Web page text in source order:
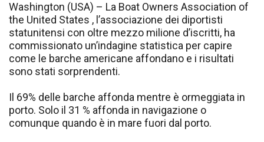
Washington (USA) – La Boat Owners Association of
the United States , l’associazione dei diportisti
statunitensi con oltre mezzo milione d’iscritti, ha
commissionato un’indagine statistica per capire
come le barche americane affondano e i risultati
sono stati sorprendenti.
Il 69% delle barche affonda mentre è ormeggiata in
porto. Solo il 31 % affonda in navigazione o
comunque quando è in mare fuori dal porto.